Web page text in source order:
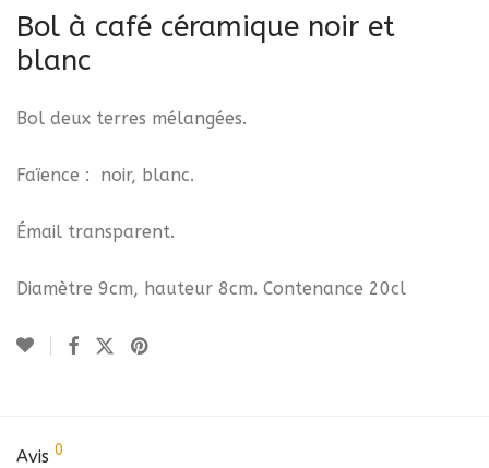
Bol à café céramique noir et
blanc
Bol deux terres mélangées.
Faïence : noir, blanc.
Émail transparent.
Diamètre 9cm, hauteur 8cm. Contenance 20cl
Avis 0